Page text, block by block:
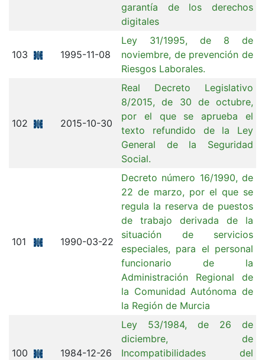
garantía de los derechos
digitales
103 1995-11-08
Ley 31/1995, de 8 de
noviembre, de prevención de
Riesgos Laborales.
102 2015-10-30
Real Decreto Legislativo
8/2015, de 30 de octubre,
por el que se aprueba el
texto refundido de la Ley
General de la Seguridad
Social.
101 1990-03-22
Decreto número 16/1990, de
22 de marzo, por el que se
regula la reserva de puestos
de trabajo derivada de la
situación de servicios
especiales, para el personal
funcionario de la
Administración Regional de
la Comunidad Autónoma de
la Región de Murcia
100 1984-12-26
Ley 53/1984, de 26 de
diciembre, de
Incompatibilidades del